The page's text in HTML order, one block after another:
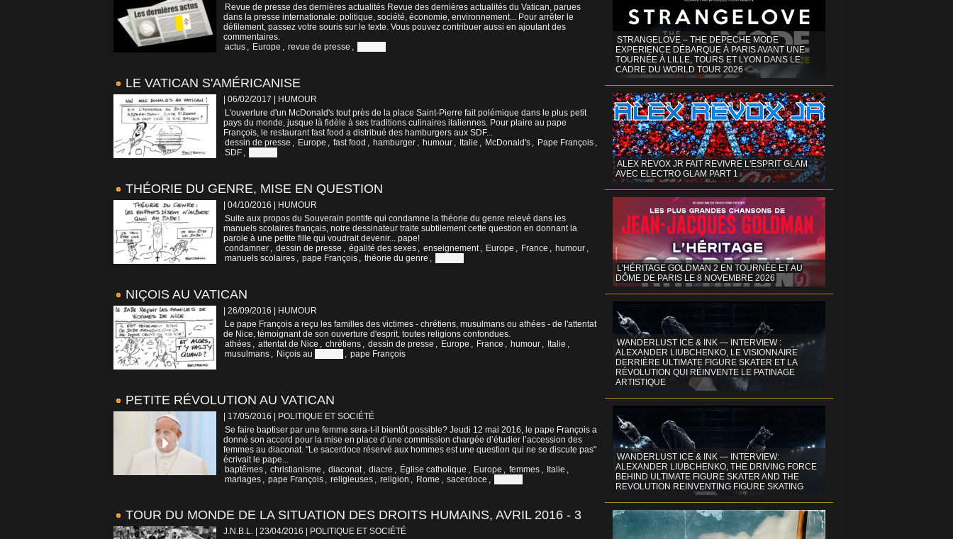
Revue de presse des dernières actualités Revue des dernières actualités du Vatican, parues
dans la presse internationale: politique, société, économie, environnement... Pour arrêter le
défilement, passez votre souris sur le texte. Vous pouvez contribuer aussi en ajoutant des
commentaires.
actus , Europe , revue de presse ,
LE VATICAN S'AMÉRICANISE
| 06/02/2017
HUMOUR
L'ouverture d'un McDonald's tout près de la place Saint-Pierre fait polémique dans le plus petit
pays du monde, jusque là fidèle à ses traditions culinaires italiennes. Pour plaire au pape
François, le restaurant fast food a distribué des hamburgers aux SDF...
dessin de presse , Europe , fast food , hamburger , humour , Italie , McDonald's , Pape François ,
SDF ,
THÉORIE DU GENRE, MISE EN QUESTION
| 04/10/2016
HUMOUR
Suite aux propos du Souverain pontife qui condamne la théorie du genre relevé dans les
manuels scolaires français, notre dessinateur traite subtilement cette question en donnant la
parole à une petite fille qui voudrait devenir... pape!
condamner , dessin de presse , égalité des sexes , enseignement , Europe , France , humour ,
manuels scolaires , pape François , théorie du genre ,
NIÇOIS AU VATICAN
| 26/09/2016
HUMOUR
Le pape François a reçu les familles des victimes - chrétiens, musulmans ou athées - de l'attentat
de Nice, témoignant de son ouverture d'esprit, toutes religions confondues.
athées , attentat de Nice , chrétiens , dessin de presse , Europe , France , humour , Italie ,
musulmans , Niçois au , pape François
PETITE RÉVOLUTION AU VATICAN
| 17/05/2016
POLITIQUE ET SOCIÉTÉ
Se faire baptiser par une femme sera-t-il bientôt possible? Jeudi 12 mai 2016, le pape François a
donné son accord pour la mise en place d’une commission chargée d’étudier l’accession des
femmes au diaconat. "Le sacerdoce réservé aux hommes est une question qui ne se discute pas"
écrivait le pape...
baptêmes , christianisme , diaconat , diacre , Église catholique , Europe , femmes , Italie ,
mariages , pape François , religieuses , religion , Rome , sacerdoce ,
TOUR DU MONDE DE LA SITUATION DES DROITS HUMAINS, AVRIL 2016 - 3
J.N.B.L. | 23/04/2016
POLITIQUE ET SOCIÉTÉ
STRANGELOVE – THE DEPECHE MODE
EXPERIENCE DÉBARQUE À PARIS AVANT UNE
TOURNÉE À LILLE, TOURS ET LYON DANS LE
CADRE DU WORLD TOUR 2026
ALEX REVOX JR FAIT REVIVRE L'ESPRIT GLAM
AVEC ELECTRO GLAM PART 1
L'HÉRITAGE GOLDMAN 2 EN TOURNÉE ET AU
DÔME DE PARIS LE 8 NOVEMBRE 2026
WANDERLUST ICE & INK — INTERVIEW :
ALEXANDER LIUBCHENKO, LE VISIONNAIRE
DERRIÈRE ULTIMATE FIGURE SKATER ET LA
RÉVOLUTION QUI RÉINVENTE LE PATINAGE
ARTISTIQUE
WANDERLUST ICE & INK — INTERVIEW:
ALEXANDER LIUBCHENKO, THE DRIVING FORCE
BEHIND ULTIMATE FIGURE SKATER AND THE
REVOLUTION REINVENTING FIGURE SKATING